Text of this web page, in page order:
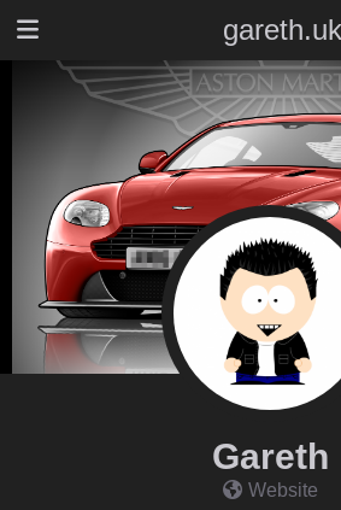
gareth.uk
Gareth
Website